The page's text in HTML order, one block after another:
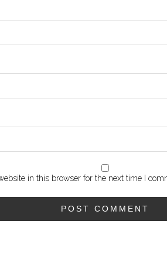
in this browser for the next time I